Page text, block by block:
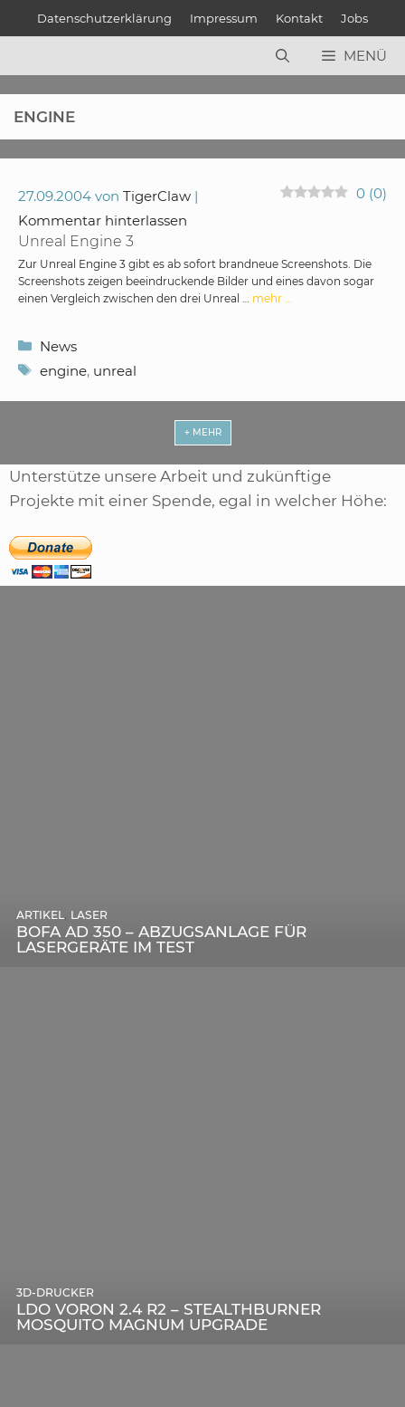
Datenschutzerklärung Impressum Kontakt Jobs
MENÜ
ENGINE
Unreal Engine 3
27.09.2004 von TigerClaw 0 (0)
Kommentar hinterlassen
Zur Unreal Engine 3 gibt es ab sofort brandneue Screenshots. Die
Screenshots zeigen beeindruckende Bilder und eines davon sogar
einen Vergleich zwischen den drei Unreal … mehr …
Kategorien
News
Schlagwörter
engine, unreal
+ MEHR
Unterstütze unsere Arbeit und zukünftige
Projekte mit einer Spende, egal in welcher Höhe:
BOFA AD 350 – ABZUGSANLAGE FÜR
LASERGERÄTE IM TEST
ARTIKEL , LASER
DIE BEDEUTENDSTEN SCHRITTE ZUR
ERFOLGREICHEN MARKENBILDUNG IN DER
DIGITALEN ÄRA
LDO VORON 2.4 R2 – STEALTHBURNER
MOSQUITO MAGNUM UPGRADE
3D-DRUCKER